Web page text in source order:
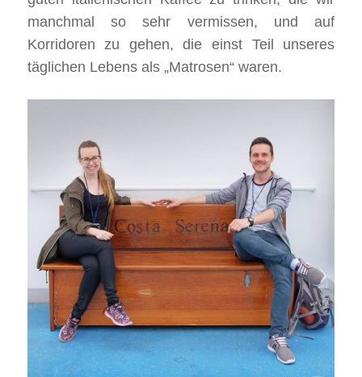
manchmal so sehr vermissen, und auf
Korridoren zu gehen, die einst Teil unseres
täglichen Lebens als „Matrosen“ waren.